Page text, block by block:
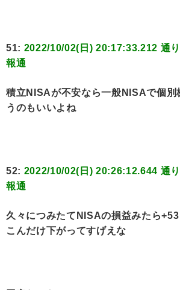
51: 2022/10/02(日) 20:17:33.212 通
報通
積立NISAが不安なら一般NISAで個別
うのもいいよね
52: 2022/10/02(日) 20:26:12.644 通
報通
久々につみたてNISAの損益みたら
こんだけ下がってすげえな